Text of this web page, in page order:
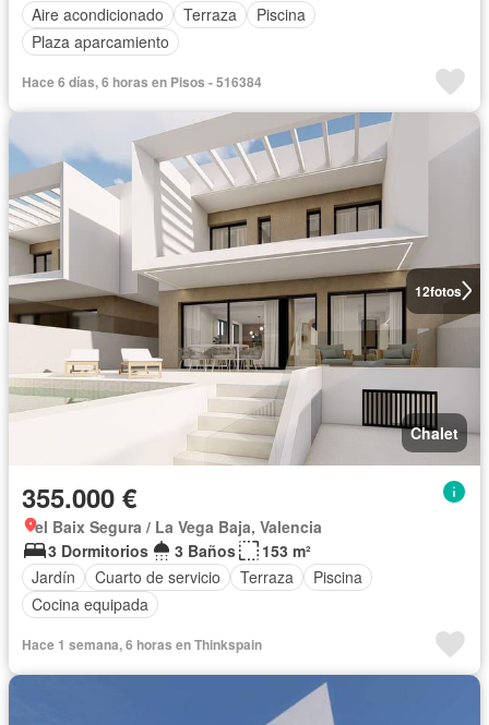
Aire acondicionado
Terraza
Piscina
Plaza aparcamiento
Hace 6 días, 6 horas en Pisos - 516384
12fotos
Chalet
355.000 €
el Baix Segura / La Vega Baja, Valencia
3 Dormitorios
3 Baños
153 m²
Jardín
Cuarto de servicio Terraza
Piscina
Cocina equipada
Hace 1 semana, 6 horas en Thinkspain